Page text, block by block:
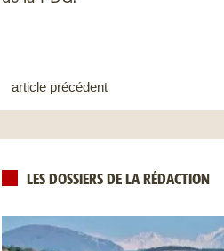
article précédent
LES DOSSIERS DE LA RÉDACTION